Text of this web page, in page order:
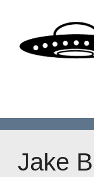
contenu
Jake